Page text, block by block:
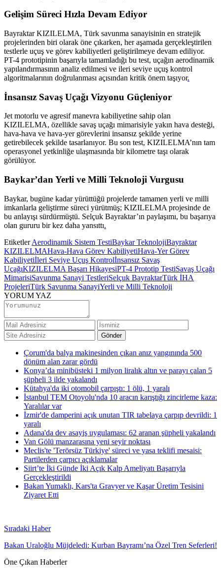
Gelişim Süreci Hızla Devam Ediyor
Bayraktar KIZILELMA, Türk savunma sanayisinin en stratejik
projelerinden biri olarak öne çıkarken, her aşamada gerçekleştirilen
testlerle uçuş ve görev kabiliyetleri geliştirilmeye devam ediliyor.
PT-4 prototipinin başarıyla tamamladığı bu test, uçağın aerodinamik
yapılandırmasının analiz edilmesi ve ileri seviye uçuş kontrol
algoritmalarının doğrulanması açısından kritik önem taşıyor.
İnsansız Savaş Uçağı Vizyonu Güçleniyor
Jet motorlu ve agresif manevra kabiliyetine sahip olan
KIZILELMA, özellikle savaş uçağı mimarisiyle yakın hava desteği,
hava-hava ve hava-yer görevlerini insansız şekilde yerine
getirebilecek şekilde tasarlanıyor. Bu son test, KIZILELMA’nın tam
operasyonel yetkinliğe ulaşmasında bir kilometre taşı olarak
görülüyor.
Baykar’dan Yerli ve Milli Teknoloji Vurgusu
Baykar, bugüne kadar yürüttüğü projelerde tamamen yerli ve milli
imkanlarla geliştirme süreci yürütmüş; KIZILELMA projesinde de
bu anlayışı sürdürmüştü. Selçuk Bayraktar’ın paylaşımı, bu başarıya
olan gururu bir kez daha yansıttı.
EtiketlerAerodinamik Sistem TestiBaykar TeknolojiBayraktar
KIZILELMAHava-Hava Görev KabiliyetiHava-Yer Görev
Kabiliyetiİleri Seviye Uçuş Kontrolİnsansız Savaş
UçağıKIZILELMA Başarı HikayesiPT-4 Prototip TestiSavaş Uçağı
MimarisiSavunma Sanayi TestleriSelçuk BayraktarTürk İHA
ProjeleriTürk Savunma SanayiYerli ve Milli Teknoloji
YORUM YAZ
Çorum'da balya makinesinden çıkan anız yangınında 500
dönüm alan zarar gördü
Konya’da minibüsteki 1 milyon liralık altın ve parayı çalan 5
şüpheli 3 ilde yakalandı
Kütahya'da iki otomobil çarpıştı: 1 ölü, 1 yaralı
İstanbul TEM Otoyolu'nda 10 aracın karıştığı zincirleme kaza:
Yaralılar var
İzmir'de damperini açık unutan TIR tabelaya çarpıp devrildi: 1
yaralı
Adana'da dev asayiş uygulaması: 62 aranan şüpheli yakalandı
Van Gölü manzarasına yeni seyir noktası
Meclis'te 'Terörsüz Türkiye' süreci ve yasa teklifi mesaisi:
Partilerden çarpıcı açıklamalar
Siirt’te İki Günde İki Açık Kalp Ameliyatı Başarıyla
Gerçekleştirildi
Bakan Yumaklı, Kars'ta Gravyer ve Kaşar Üretim Tesisini
Ziyaret Etti
Sıradaki Haber
Bakan Uraloğlu Müjdeledi: Kurban Bayramı’na Özel Tren Seferleri!
Öne Çıkan Haberler